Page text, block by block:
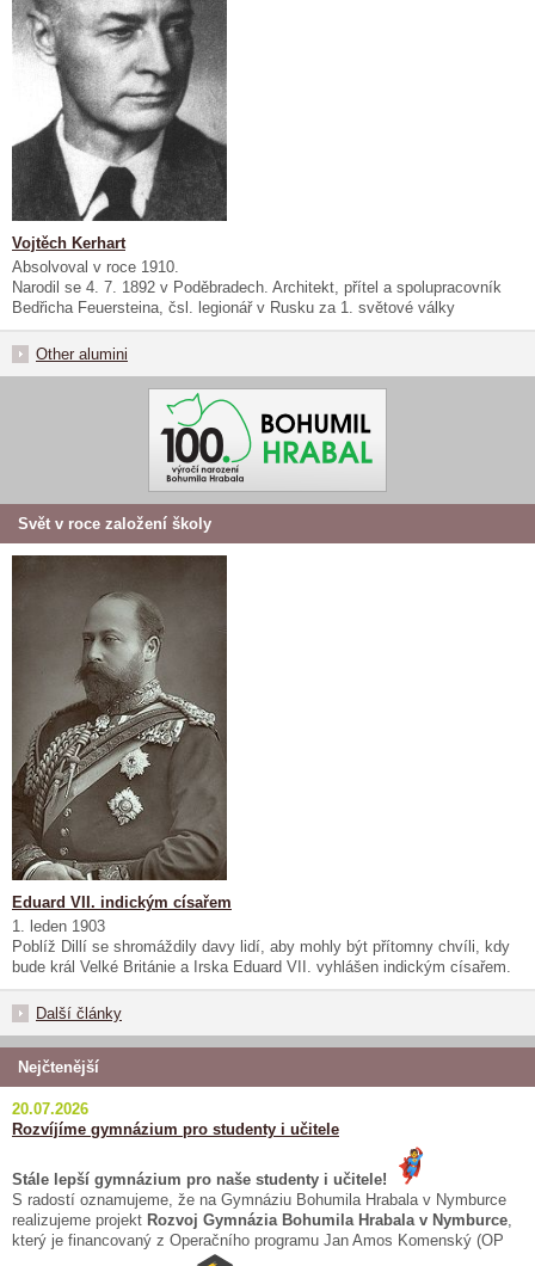
Vojtěch Kerhart
Absolvoval v roce 1910.
Narodil se 4. 7. 1892 v Poděbradech. Architekt, přítel a spolupracovník
Bedřicha Feuersteina, čsl. legionář v Rusku za 1. světové války
Other alumini
Svět v roce založení školy
Eduard VII. indickým císařem
1. leden 1903
Poblíž Dillí se shromáždily davy lidí, aby mohly být přítomny chvíli, kdy
bude král Velké Británie a Irska Eduard VII. vyhlášen indickým císařem.
Další články
Nejčtenější
20.07.2026
Rozvíjíme gymnázium pro studenty i učitele
Stále lepší gymnázium pro naše studenty i učitele!
S radostí oznamujeme, že na Gymnáziu Bohumila Hrabala v Nymburce
realizujeme projekt Rozvoj Gymnázia Bohumila Hrabala v Nymburce,
který je financovaný z Operačního programu Jan Amos Komenský (OP